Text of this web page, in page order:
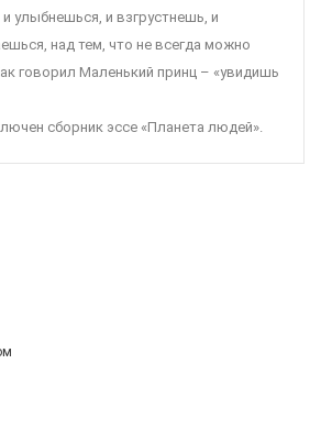
улыбнешься, и взгрустнешь, и
над тем, что не всегда можно
говорил Маленький принц – «увидишь
сборник эссе «Планета людей».